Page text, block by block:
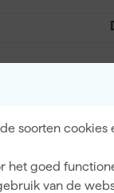
soorten cookies
het goed
van de